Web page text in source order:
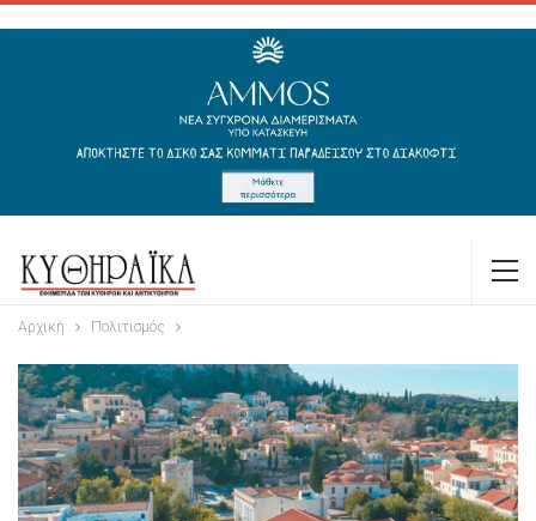
Αρχική Πολιτισμός